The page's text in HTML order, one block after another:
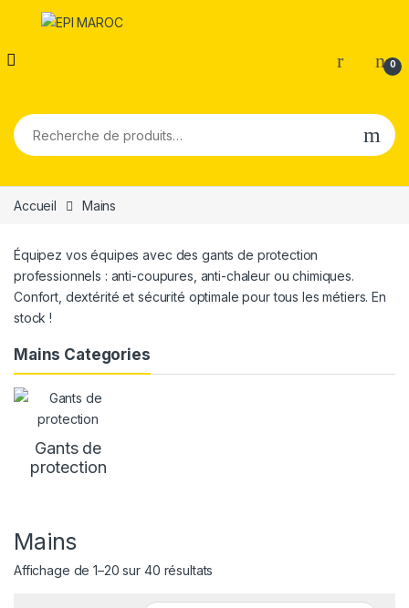
0
Recherche pour :
Accueil Mains
Équipez vos équipes avec des gants de protection
professionnels : anti-coupures, anti-chaleur ou chimiques.
Confort, dextérité et sécurité optimale pour tous les métiers. En
stock !
Mains Categories
Gants de
protection
Mains
Affichage de 1–20 sur 40 résultats